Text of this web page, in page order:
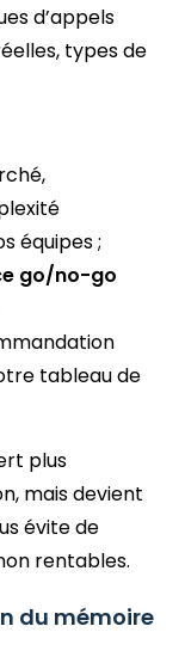
d’appels
types de
équipes ;
go/no-go
tableau de
plus
mais devient
évite de
rentables.
du mémoire